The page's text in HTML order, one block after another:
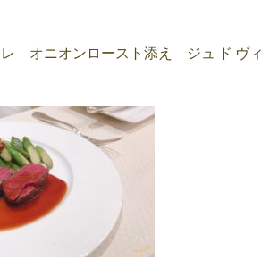
レ オニオンロースト添え ジュ ド ヴィ